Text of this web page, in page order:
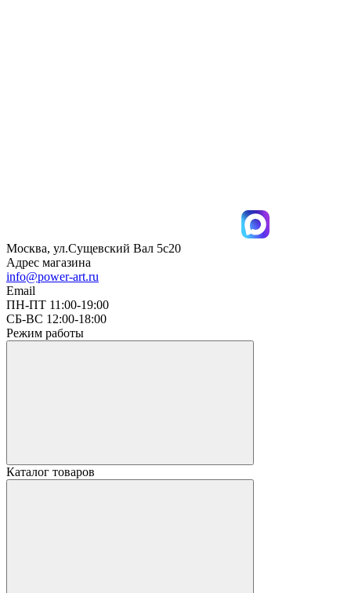
Москва, ул.Сущевский Вал 5с20
Адрес магазина
info@power-art.ru
Email
ПН-ПТ 11:00-19:00
СБ-ВС 12:00-18:00
Режим работы
Каталог товаров